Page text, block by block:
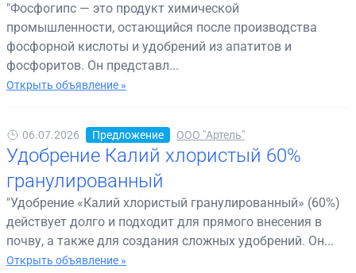
"Фосфогипс — это продукт химической
промышленности, остающийся после производства
фосфорной кислоты и удобрений из апатитов и
фосфоритов. Он представл...
Открыть объявление »
06.07.2026 Предложение ООО "Артель"
Удобрение Калий хлористый 60%
гранулированный
"Удобрение «Калий хлористый гранулированный» (60%)
действует долго и подходит для прямого внесения в
почву, а также для создания сложных удобрений. Он...
Открыть объявление »